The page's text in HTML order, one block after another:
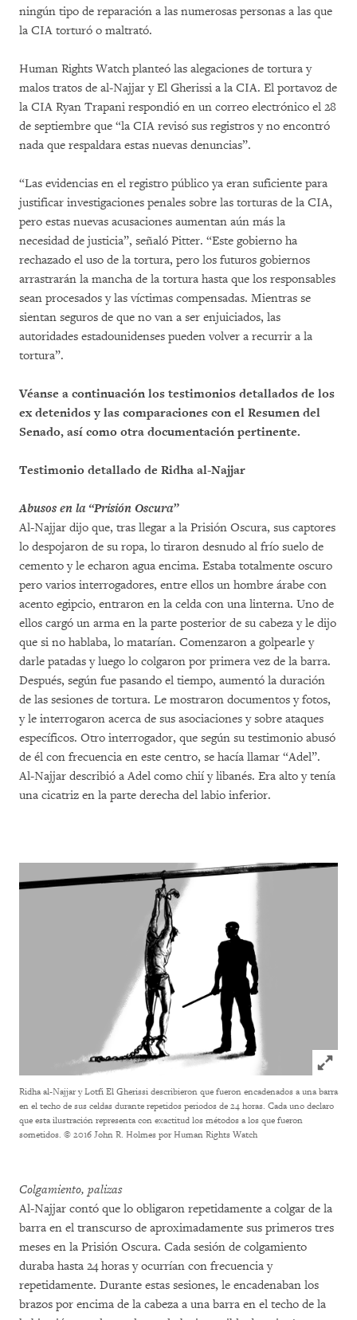
ningún tipo de reparación a las numerosas personas a las que
la CIA torturó o maltrató.
Human Rights Watch planteó las alegaciones de tortura y
malos tratos de al-Najjar y El Gherissi a la CIA. El portavoz de
la CIA Ryan Trapani respondió en un correo electrónico el 28
de septiembre que “la CIA revisó sus registros y no encontró
nada que respaldara estas nuevas denuncias”.
“Las evidencias en el registro público ya eran suficiente para
justificar investigaciones penales sobre las torturas de la CIA,
pero estas nuevas acusaciones aumentan aún más la
necesidad de justicia”, señaló Pitter. “Este gobierno ha
rechazado el uso de la tortura, pero los futuros gobiernos
arrastrarán la mancha de la tortura hasta que los responsables
sean procesados y las víctimas compensadas. Mientras se
sientan seguros de que no van a ser enjuiciados, las
autoridades estadounidenses pueden volver a recurrir a la
tortura”.
Véanse a continuación los testimonios detallados de los
ex detenidos y las comparaciones con el Resumen del
Senado, así como otra documentación pertinente.
Testimonio detallado de Ridha al-Najjar
Abusos en la “Prisión Oscura”
Al-Najjar dijo que, tras llegar a la Prisión Oscura, sus captores
lo despojaron de su ropa, lo tiraron desnudo al frío suelo de
cemento y le echaron agua encima. Estaba totalmente oscuro
pero varios interrogadores, entre ellos un hombre árabe con
acento egipcio, entraron en la celda con una linterna. Uno de
ellos cargó un arma en la parte posterior de su cabeza y le dijo
que si no hablaba, lo matarían. Comenzaron a golpearle y
darle patadas y luego lo colgaron por primera vez de la barra.
Después, según fue pasando el tiempo, aumentó la duración
de las sesiones de tortura. Le mostraron documentos y fotos,
y le interrogaron acerca de sus asociaciones y sobre ataques
específicos. Otro interrogador, que según su testimonio abusó
de él con frecuencia en este centro, se hacía llamar “Adel”.
Al-Najjar describió a Adel como chií y libanés. Era alto y tenía
una cicatriz en la parte derecha del labio inferior.
Click
Ridha al-Najjar y Lotfi El Gherissi describieron que fueron encadenados a una barra
en el techo de sus celdas durante repetidos periodos de 24 horas. Cada uno declaro
que esta ilustración representa con exactitud los métodos a los que fueron
sometidos. © 2016 John R. Holmes por Human Rights Watch
Colgamiento, palizas
Al-Najjar contó que lo obligaron repetidamente a colgar de la
barra en el transcurso de aproximadamente sus primeros tres
meses en la Prisión Oscura. Cada sesión de colgamiento
duraba hasta 24 horas y ocurrían con frecuencia y
repetidamente. Durante estas sesiones, le encadenaban los
brazos por encima de la cabeza a una barra en el techo de la